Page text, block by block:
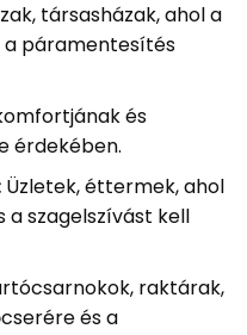
társasházak, ahol a
a páramentesítés
és
érdekében.
Üzletek, éttermek, ahol
szagelszívást kell
raktárak,
és a